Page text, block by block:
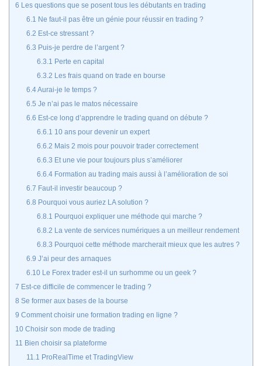
6 Les questions que se posent tous les débutants en trading
6.1 Ne faut-il pas être un génie pour réussir en trading ?
6.2 Est-ce stressant ?
6.3 Puis-je perdre de l’argent ?
6.3.1 Perte en capital
6.3.2 Les frais quand on trade en bourse
6.4Aurai-je le temps ?
6.5 Je n’ai pas le matos nécessaire
6.6 Est-ce long d’apprendre le trading quand on débute ?
6.6.1 10 ans pour devenir un expert
6.6.2 Mais 2 mois pour pouvoir trader correctement
6.6.3 Et une vie pour toujours plus s’améliorer
6.6.4 Formation au trading mais aussi à l’amélioration de soi
6.7 Faut-il investir beaucoup ?
6.8 Pourquoi vous auriez LA solution ?
6.8.1 Pourquoi expliquer une méthode qui marche ?
6.8.2 La vente de services numériques a un meilleur rendement
6.8.3 Pourquoi cette méthode marcherait mieux que les autres ?
6.9 J’ai peur des arnaques
6.10Le Forex trader est-il un surhomme ou un geek ?
7 Est-ce difficile de commencer le trading ?
8 Se former aux bases de la bourse
9 Comment choisir une formation trading en ligne ?
10 Choisir son mode de trading
11 Bien choisir sa plateforme
11.1 ProRealTime et TradingView